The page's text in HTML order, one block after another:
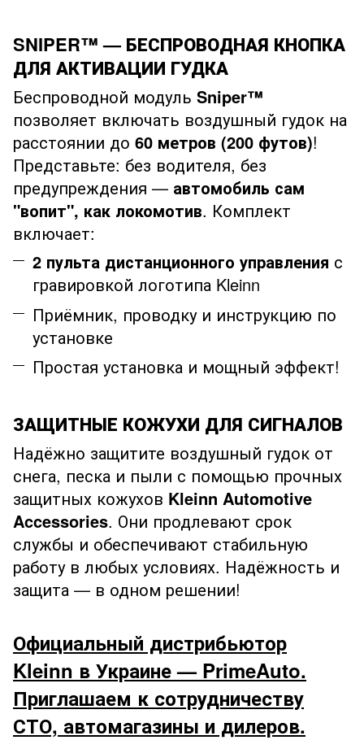
SNIPER™ — БЕСПРОВОДНАЯ КНОПКА
ДЛЯ АКТИВАЦИИ ГУДКА
Беспроводной модуль Sniper™
позволяет включать воздушный гудок на
расстоянии до 60 метров (200 футов)!
Представьте: без водителя, без
предупреждения — автомобиль сам
"вопит", как локомотив. Комплект
включает:
2 пульта дистанционного управления с
гравировкой логотипа Kleinn
Приёмник, проводку и инструкцию по
установке
Простая установка и мощный эффект!
ЗАЩИТНЫЕ КОЖУХИ ДЛЯ СИГНАЛОВ
Надёжно защитите воздушный гудок от
снега, песка и пыли с помощью прочных
защитных кожухов Kleinn Automotive
Accessories. Они продлевают срок
службы и обеспечивают стабильную
работу в любых условиях. Надёжность и
защита — в одном решении!
Официальный дистрибьютор
Kleinn в Украине — PrimeAuto.
Приглашаем к сотрудничеству
СТО, автомагазины и дилеров.